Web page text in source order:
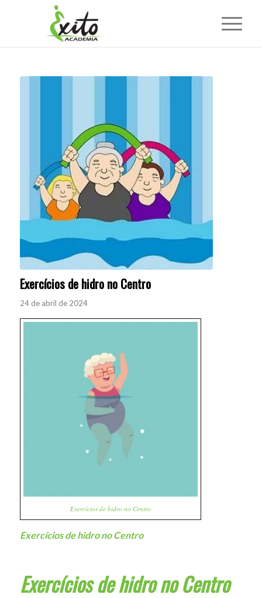
Exercícios de hidro no Centro
24 de abril de 2024
Exercícios de hidro no Centro
Exercícios de hidro no Centro
Exercícios de hidro no Centro